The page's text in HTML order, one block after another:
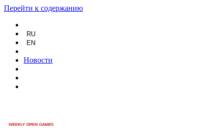
Перейти к содержанию
RU
EN
Новости